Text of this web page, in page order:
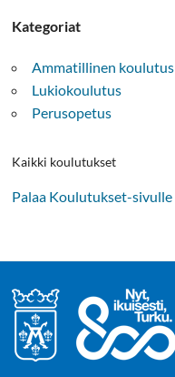
Kategoriat
Ammatillinen koulutus
Lukiokoulutus
Perusopetus
Kaikki koulutukset
Palaa Koulutukset-sivulle